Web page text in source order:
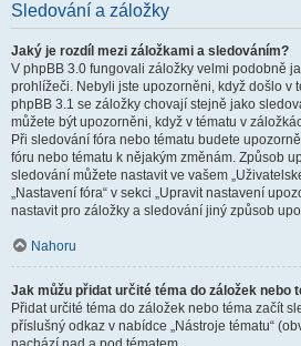
Sledování a záložky
Jaký je rozdíl mezi záložkami a sledováním?
V phpBB 3.0 fungovali záložky velmi podobně
prohlížeči. Nebyli jste upozorněni, když došlo v
phpBB 3.1 se záložky chovají stejně jako
můžete být upozorněni, když v tématu v
Při sledování fóra nebo tématu budete
fóru nebo tématu k nějakým změnám. Způsob
sledování můžete nastavit ve vašem
„Nastavení fóra“ v sekci „Upravit nastavení
nastavit pro záložky a sledování jiný způsob
Nahoru
Jak můžu přidat určité téma do záložek nebo
Přidat určité téma do záložek nebo téma začít
příslušný odkaz v nabídce „Nástroje tématu“